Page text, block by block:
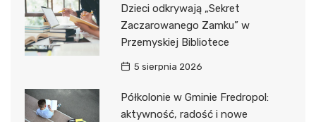
Dzieci odkrywają „Sekret
Zaczarowanego Zamku” w
Przemyskiej Bibliotece
5 sierpnia 2026
Półkolonie w Gminie Fredropol:
aktywność, radość i nowe